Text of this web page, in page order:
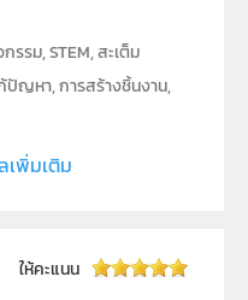
รรม, STEM, สะเต็ม
ปัญหา, การสร้างชิ้นงาน,
กษะ
และเทคโนโลยี (สสวท.)
พิ่มเติม
ให้คะแนน